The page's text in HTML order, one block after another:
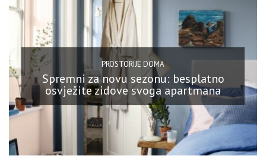
PROSTORIJE DOMA
Spremni za novu sezonu: besplatno
osvježite zidove svoga apartmana